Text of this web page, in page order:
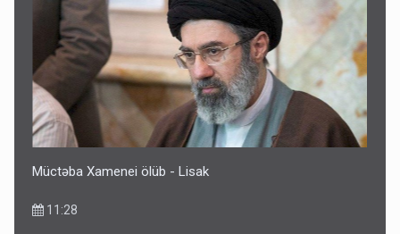
Müctəba Xamenei ölüb - Lisak
11:28